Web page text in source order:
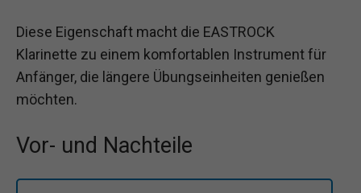
Diese Eigenschaft macht die EASTROCK
Klarinette zu einem komfortablen Instrument für
Anfänger, die längere Übungseinheiten genießen
möchten.
Vor- und Nachteile